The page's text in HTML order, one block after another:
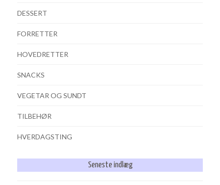
DESSERT
FORRETTER
HOVEDRETTER
SNACKS
VEGETAR OG SUNDT
TILBEHØR
HVERDAGSTING
Seneste indlæg